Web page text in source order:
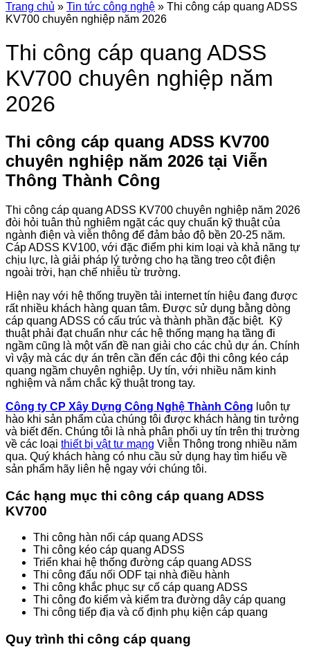
Trang chủ » Tin tức công nghệ » Thi công cáp quang ADSS
KV700 chuyên nghiệp năm 2026
Thi công cáp quang ADSS
KV700 chuyên nghiệp năm
2026
Thi công cáp quang ADSS KV700
chuyên nghiệp năm 2026 tại Viễn
Thông Thành Công
Thi công cáp quang ADSS KV700 chuyên nghiệp năm 2026
đòi hỏi tuân thủ nghiêm ngặt các quy chuẩn kỹ thuật của
ngành điện và viễn thông để đảm bảo độ bền 20-25 năm.
Cáp ADSS KV100, với đặc điểm phi kim loại và khả năng tự
chịu lực, là giải pháp lý tưởng cho hạ tầng treo cột điện
ngoài trời, hạn chế nhiễu từ trường.
Hiện nay với hệ thống truyền tải internet tín hiệu đang được
rất nhiều khách hàng quan tâm. Được sử dụng bằng dòng
cáp quang ADSS có cấu trúc và thành phần đặc biệt. Kỹ
thuật phải đạt chuẩn như các hệ thống mạng hạ tầng đi
ngầm cũng là một vấn đề nan giải cho các chủ dự án. Chính
vì vậy mà các dự án trên cần đến các đội thi công kéo cáp
quang ngầm chuyên nghiệp. Uy tín, với nhiều năm kinh
nghiệm và nắm chắc kỹ thuật trong tay.
Công ty CP Xây Dựng Công Nghệ Thành Công luôn tự
hào khi sản phẩm của chúng tôi được khách hàng tin tưởng
và biết đến. Chúng tôi là nhà phân phối uy tín trên thị trường
về các loại thiết bị vật tư mạng Viễn Thông trong nhiều năm
qua. Quý khách hàng có nhu cầu sử dụng hay tìm hiểu về
sản phẩm hãy liên hệ ngay với chúng tôi.
Các hạng mục thi công cáp quang ADSS
KV700
Thi công hàn nối cáp quang ADSS
Thi công kéo cáp quang ADSS
Triển khai hệ thống đường cáp quang ADSS
Thi công đấu nối ODF tại nhà điều hành
Thi công khắc phục sự cố cáp quang ADSS
Thi công đo kiểm và kiểm tra đường dây cáp quang
Thi công tiếp địa và cố định phụ kiện cáp quang
Quy trình thi công cáp quang